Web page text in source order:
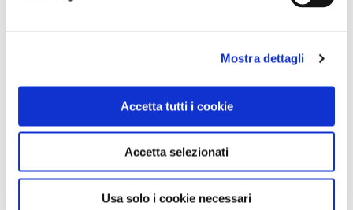
Mostra dettagli
Accetta tutti i cookie
Accetta selezionati
Usa solo i cookie necessari